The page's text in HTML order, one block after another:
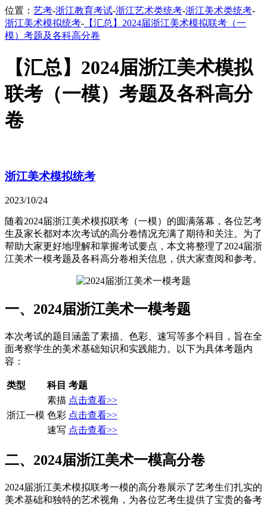
位置： 艺考-浙江教育考试-浙江艺术类统考-浙江美术类统考-
浙江美术模拟统考- 【汇总】2024届浙江美术模拟联考（一
模）考题及各科高分卷
【汇总】2024届浙江美术模拟
联考（一模）考题及各科高分
卷
浙江美术模拟统考
2023/10/24
随着2024届浙江美术模拟联考（一模）的圆满落幕，各位艺考
生及家长都对本次考试的高分卷情况充满了期待和关注。为了
帮助大家更好地理解和掌握考试要点，本文将整理了2024届浙
江美术一模考题及各科高分卷相关信息，供大家查阅和参考。
一、2024届浙江美术一模考题
本次考试的题目涵盖了素描、色彩、速写等多个科目，旨在全
面考察学生的美术基础知识和实践能力。以下为具体考题内
容：
类型 科目 考题
浙江一模
素描 点击查看>>
色彩 点击查看>>
速写 点击查看>>
二、2024届浙江美术一模高分卷
2024届浙江美术模拟联考一模的高分卷展示了艺考生们扎实的
美术基础和独特的艺术视角，为各位艺考生提供了宝贵的备考